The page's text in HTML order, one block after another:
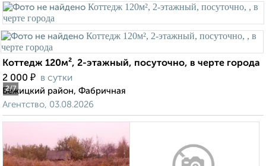
2/7
Коттедж 120м², 2-этажный, посуточно, в черте города
2 000 ₽ в сутки
Бежицкий район, Фабричная
Агентство, 03.08.2026